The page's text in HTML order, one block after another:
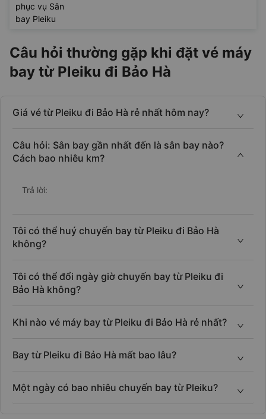
phục vụ Sân
bay Pleiku
Câu hỏi thường gặp khi đặt vé máy
bay từ Pleiku đi Bảo Hà
Giá vé từ Pleiku đi Bảo Hà rẻ nhất hôm nay?
Câu hỏi: Sân bay gần nhất đến là sân bay nào?
Cách bao nhiêu km?
Trả lời:
Tôi có thể huý chuyến bay từ Pleiku đi Bảo Hà
không?
Tôi có thể đổi ngày giờ chuyến bay từ Pleiku đi
Bảo Hà không?
Khi nào vé máy bay từ Pleiku đi Bảo Hà rẻ nhất?
Bay từ Pleiku đi Bảo Hà mất bao lâu?
Một ngày có bao nhiêu chuyến bay từ Pleiku?